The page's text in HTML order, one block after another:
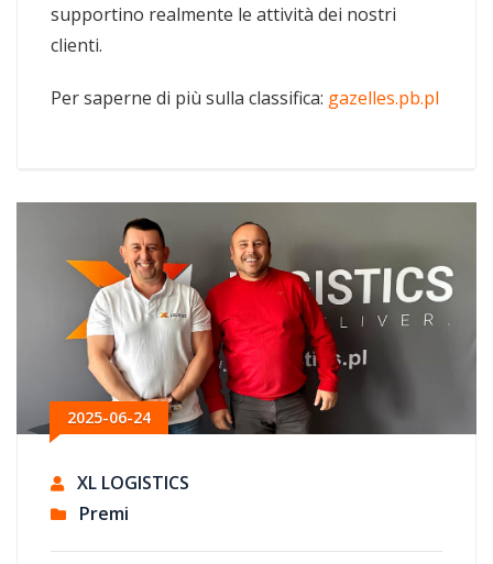
supportino realmente le attività dei nostri
clienti.
Per saperne di più sulla classifica: gazelles.pb.pl
2025-06-24
XL LOGISTICS
Premi